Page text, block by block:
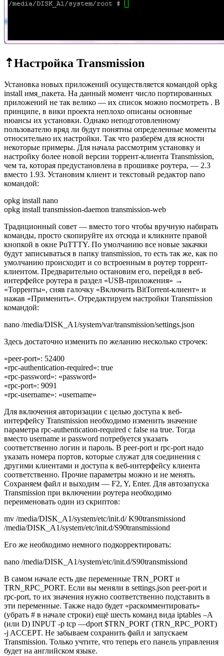
⇡Настройка Transmission
Установка новых приложений осуществляется командой opkg
install имя_пакета. На данный момент число портированных
приложений не так велико — их список можно посмотреть . В
принципе, в вики проекта неплохо описаны основные
нюансы их установки. Однако неподготовленному
пользователю вряд ли будут понятны определенные моменты
относительно их настройки. Так что разберём для ясности
некоторые примеры. Для начала рассмотрим установку и
настройку более новой версии торрент-клиента Transmission,
чем та, которая предустановлена в прошивке роутера, — 2.3
вместо 1.93. Установим клиент и текстовый редактор nano
командой:
opkg install nano
opkg install transmission-daemon transmission-web
Традиционный совет — вместо того чтобы вручную набирать
команды, просто скопируйте их отсюда и кликните правой
кнопкой в окне PuTTTY. По умолчанию все новые закачки
будут записываться в папку transmission, то есть так же, как по
умолчанию происходит и со встроенным в роутер торрент-
клиентом. Предварительно остановим его, перейдя в веб-
интерфейсе роутера в раздел «USB-приложения» →
«Торренты», сняв галочку «Включить BitTorrent-клиент» и
нажав «Применить». Отредактируем настройки Transmission
командой:
nano /media/DISK_A1/system/var/transmission/settings.json
Здесь достаточно изменить по желанию несколько строчек:
«peer-port»: 52400
«rpc-authentication-required»: true
«rpc-password»: «password»
«rpc-port»: 9091
«rpc-username»: «username»
Для включения авторизации с целью доступа к веб-
интерфейсу Transmission необходимо изменить значение
параметра rpc-authentication-required с false на true. Тогда
вместо username и password потребуется указать
соответственно логин и пароль. В peer-port и rpc-port надо
указать номера портов, которые служат для соединения с
другими клиентами и доступа к веб-интерфейсу клиента
соответственно. Прочие параметры можно и не менять.
Сохраняем файл и выходим — F2, Y, Enter. Для автозапуска
Transmission при включении роутера необходимо
переименовать один из скриптов:
mv /media/DISK_A1/system/etc/init.d/ K90transmissiond
/media/DISK_A1/system/etc/init.d/S90transmissiond
Его же необходимо немного подкорректировать:
nano /media/DISK_A1/system/etc/init.d/S90transmissiond
В самом начале есть две переменные TRN_PORT и
TRN_RPC_PORT. Если вы меняли в settings.json peer-port и
rpc-port, то их значения нужно соответственно подставить в
эти переменные. Также надо будет «раскомментировать»
(убрать # в начале строки) ещё шесть команд вида iptables –A
(или D) INPUT -p tcp —dport $TRN_PORT (TRN_RPC_PORT)
-j ACCEPT. Не забываем сохранить файл и запускаем
Transmission. Только учтите, что теперь его панель управления
будет на английском языке.